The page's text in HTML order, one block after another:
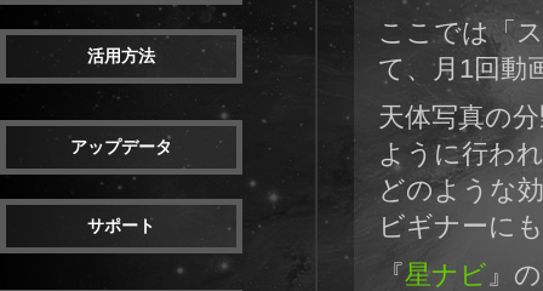
活用方法
アップデータ
サポート
ここでは「
て、月1回動
天体写真の
ように行わ
どのような
ビギナーに
『星ナビ 』